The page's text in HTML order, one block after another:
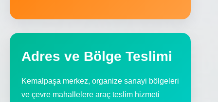
Adres ve Bölge Teslimi
Kemalpaşa merkez, organize sanayi bölgeleri
ve çevre mahallelere araç teslim hizmeti